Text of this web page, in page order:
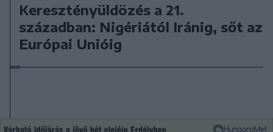
Keresztényüldözés a 21.
században: Nigériától Iránig, sőt az
Európai Unióig